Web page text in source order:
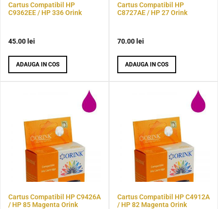
Cartus Compatibil HP
C9362EE / HP 336 Orink
45.00 lei
ADAUGA IN COS
Cartus Compatibil HP
C8727AE / HP 27 Orink
70.00 lei
ADAUGA IN COS
Cartus Compatibil HP C9426A
/ HP 85 Magenta Orink
Cartus Compatibil HP C4912A
/ HP 82 Magenta Orink